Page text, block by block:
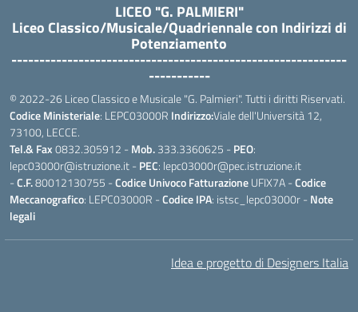
LICEO "G. PALMIERI"
Liceo Classico/Musicale/Quadriennale con Indirizzi di
Potenziamento
------------------------------------------------------------
-----------
© 2022-26 Liceo Classico e Musicale "G. Palmieri". Tutti i diritti Riservati.
Codice Ministeriale: LEPC03000R Indirizzo:Viale dell'Università 12,
73100, LECCE.
Tel.& Fax0832.305912 - Mob.333.3360625 - PEO:
lepc03000r@istruzione.it - PEC: lepc03000r@pec.istruzione.it
-C.F.80012130755 -Codice Univoco FatturazioneUFIX7A -Codice
Meccanografico: LEPC03000R -Codice IPA: istsc_lepc03000r - Note
legali
Idea e progetto di Designers Italia